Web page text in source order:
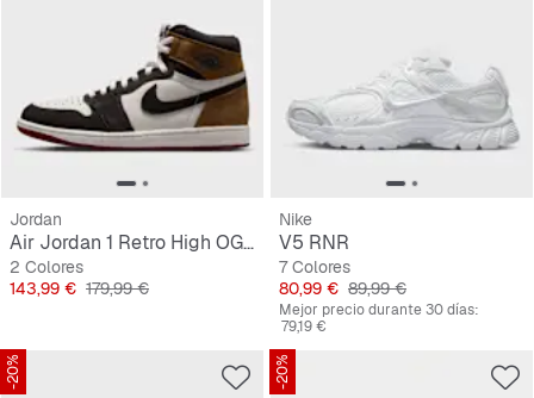
Jordan
Air Jordan 1 Retro High OG "Love The Game"
2 Colores
Precio
143,99 € Precio original
179,99 €
Nike
V5 RNR
7 Colores
Precio
80,99 € Precio original
89,99 €
Mejor precio durante 30 días:
79,19 €
-20% -20%